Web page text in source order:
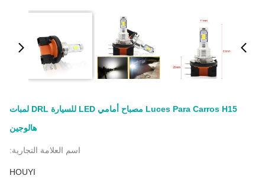
Luces Para Carros H15 مصباح أمامي LED للسيارة DRL لمبات
هالوجين
اسم العلامة التجارية:
HOUYI